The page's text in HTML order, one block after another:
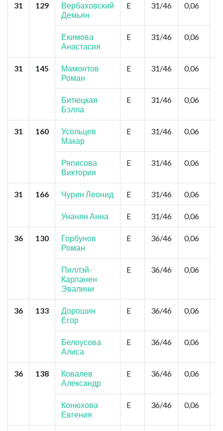
31 129
Вербаховский
Демьян
E 31/46 0,06
Екимова
Анастасия
E 31/46 0,06
31 145
Мамонтов
Роман
E 31/46 0,06
Битюцкая
Бэлла
E 31/46 0,06
31 160
Усольцев
Макар
E 31/46 0,06
Ряписова
Виктория
E 31/46 0,06
31 166 Чурин Леонид E 31/46 0,06
Унанян Анна E 31/46 0,06
36 130
Горбунов
Роман
E 36/46 0,06
Пиллэй-
Карпанен
Эвалини
E 36/46 0,06
36 133
Дорошин
Егор
E 36/46 0,06
Белоусова
Алиса
E 36/46 0,06
36 138
Ковалев
Александр
E 36/46 0,06
Конюхова
Евгения
E 36/46 0,06